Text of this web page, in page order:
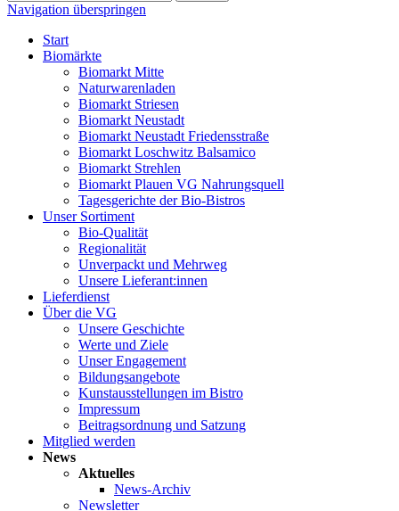
Navigation überspringen
Start
Biomärkte
Biomarkt Mitte
Naturwarenladen
Biomarkt Striesen
Biomarkt Neustadt
Biomarkt Neustadt Friedensstraße
Biomarkt Loschwitz Balsamico
Biomarkt Strehlen
Biomarkt Plauen VG Nahrungsquell
Tagesgerichte der Bio-Bistros
Unser Sortiment
Bio-Qualität
Regionalität
Unverpackt und Mehrweg
Unsere Lieferant:innen
Lieferdienst
Über die VG
Unsere Geschichte
Werte und Ziele
Unser Engagement
Bildungsangebote
Kunstausstellungen im Bistro
Impressum
Beitragsordnung und Satzung
Mitglied werden
News
Aktuelles
News-Archiv
Newsletter